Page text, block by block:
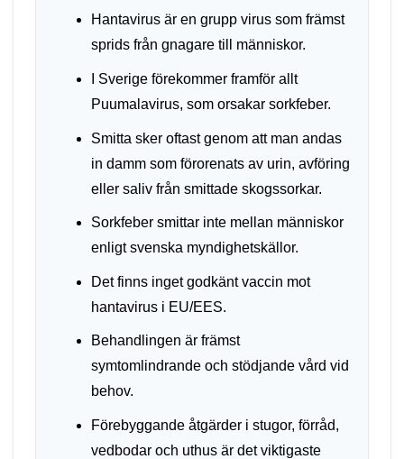
Hantavirus är en grupp virus som främst
sprids från gnagare till människor.
I Sverige förekommer framför allt
Puumalavirus, som orsakar sorkfeber.
Smitta sker oftast genom att man andas
in damm som förorenats av urin, avföring
eller saliv från smittade skogssorkar.
Sorkfeber smittar inte mellan människor
enligt svenska myndighetskällor.
Det finns inget godkänt vaccin mot
hantavirus i EU/EES.
Behandlingen är främst
symtomlindrande och stödjande vård vid
behov.
Förebyggande åtgärder i stugor, förråd,
vedbodar och uthus är det viktigaste